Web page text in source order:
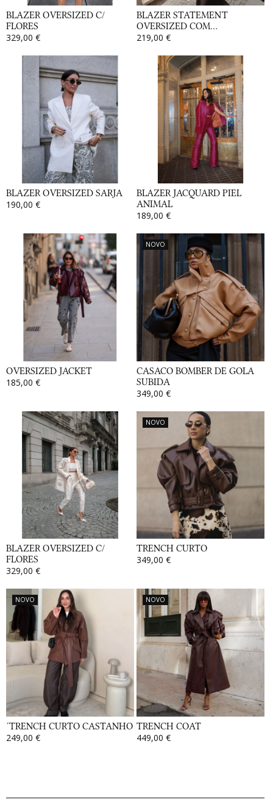
BLAZER OVERSIZED C/
FLORES
329,00 €
BLAZER STATEMENT
OVERSIZED COM...
219,00 €
BLAZER OVERSIZED SARJA
190,00 €
BLAZER JACQUARD PIEL
ANIMAL
189,00 €
OVERSIZED JACKET
185,00 €
NOVO
CASACO BOMBER DE GOLA
SUBIDA
349,00 €
BLAZER OVERSIZED C/
FLORES
329,00 €
NOVO
TRENCH CURTO
349,00 €
NOVO
´TRENCH CURTO CASTANHO
249,00 €
NOVO
TRENCH COAT
449,00 €